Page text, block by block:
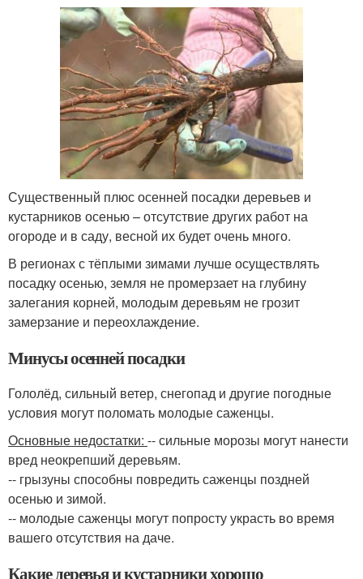
Существенный плюс осенней посадки деревьев и
кустарников осенью – отсутствие других работ на
огороде и в саду, весной их будет очень много.
В регионах с тёплыми зимами лучше осуществлять
посадку осенью, земля не промерзает на глубину
залегания корней, молодым деревьям не грозит
замерзание и переохлаждение.
Минусы осенней посадки
Гололёд, сильный ветер, снегопад и другие погодные
условия могут поломать молодые саженцы.
Основные недостатки: -- сильные морозы могут нанести
вред неокрепший деревьям.
-- грызуны способны повредить саженцы поздней
осенью и зимой.
-- молодые саженцы могут попросту украсть во время
вашего отсутствия на даче.
Какие деревья и кустарники хорошо